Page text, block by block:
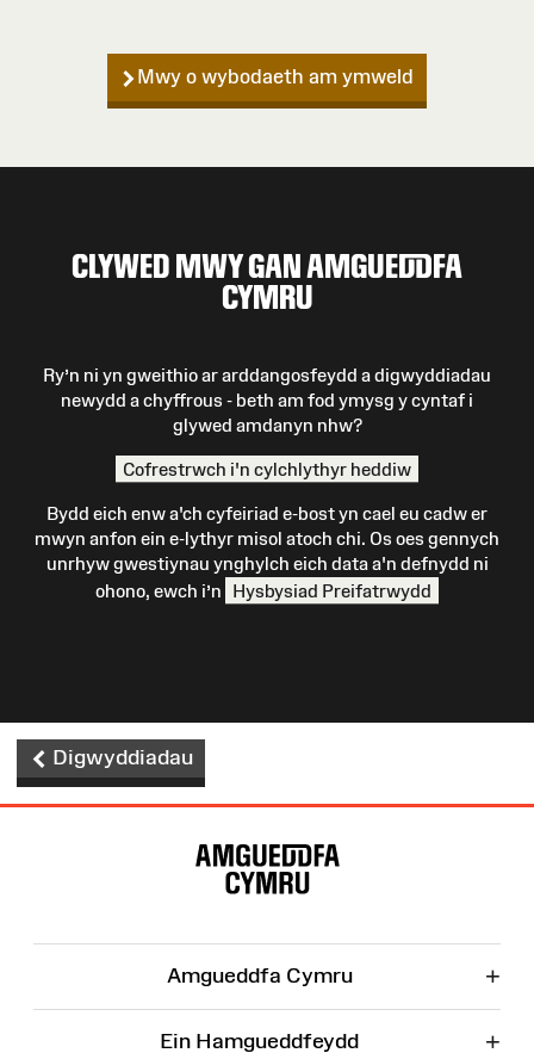
Mwy o wybodaeth am ymweld
CLYWED MWY GAN AMGUEDDFA
CYMRU
Ry’n ni yn gweithio ar arddangosfeydd a digwyddiadau
newydd a chyffrous - beth am fod ymysg y cyntaf i
glywed amdanyn nhw?
Cofrestrwch i'n cylchlythyr heddiw
Bydd eich enw a'ch cyfeiriad e-bost yn cael eu cadw er
mwyn anfon ein e-lythyr misol atoch chi. Os oes gennych
unrhyw gwestiynau ynghylch eich data a'n defnydd ni
ohono, ewch i’n
Hysbysiad Preifatrwydd
Digwyddiadau
Amgueddfa Cymru +
Ein Hamgueddfeydd +